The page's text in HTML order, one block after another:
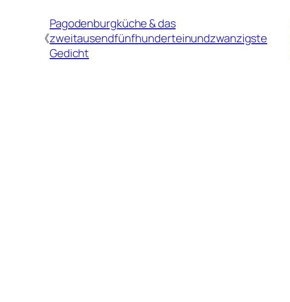
《
Pagodenburgküche & das
zweitausendfünfhunderteinundzwanzigste
Gedicht